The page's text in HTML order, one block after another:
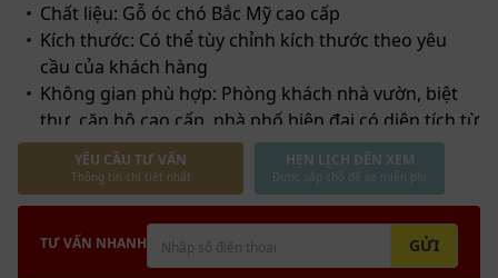
Chất liệu: Gỗ óc chó Bắc Mỹ cao cấp
Kích thước: Có thể tùy chỉnh kích thước theo yêu
cầu của khách hàng
Không gian phù hợp: Phòng khách nhà vườn, biệt
thự, căn hộ cao cấp, nhà phố hiện đại có diện tích từ
60m2 trở lên
YÊU CẦU TƯ VẤN
Thông tin chi tiết nhất
HẸN LỊCH ĐẾN XEM
Được sắp chỗ để xe miễn phí
TƯ VẤN NHANH GỬI